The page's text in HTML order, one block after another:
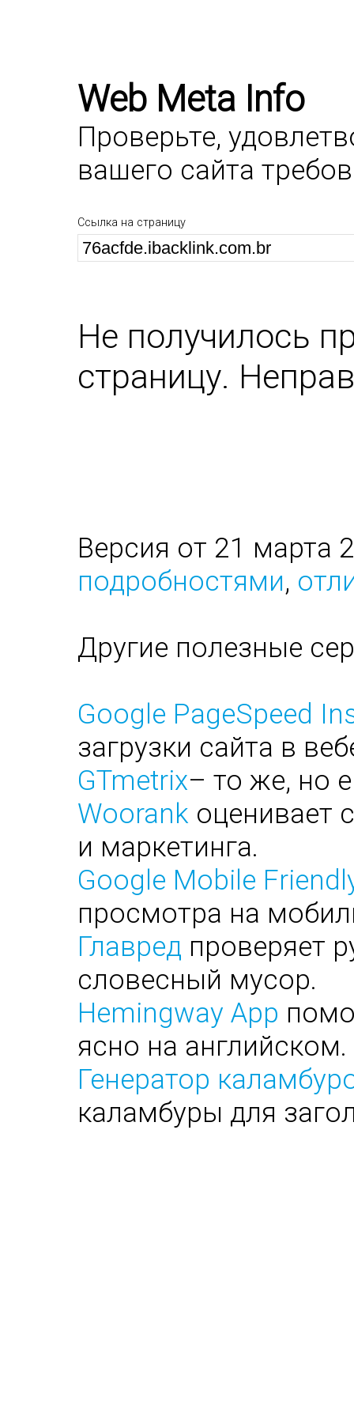
Web Meta Info
Проверьте,
вашего сайта
Ссылка на страницу
Не получилось
страницу.
Версия от 21 марта
подробностями,
Другие полезные
Google PageSpeed
загрузки сайта в
GTmetrix– то же, но
Woorank оценивает
и маркетинга.
Google Mobile
просмотра на
Главред проверяет
словесный мусор.
Hemingway App
ясно на английском.
Генератор
каламбуры для